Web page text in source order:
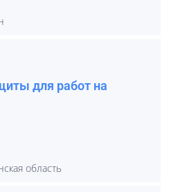
для работ на
область